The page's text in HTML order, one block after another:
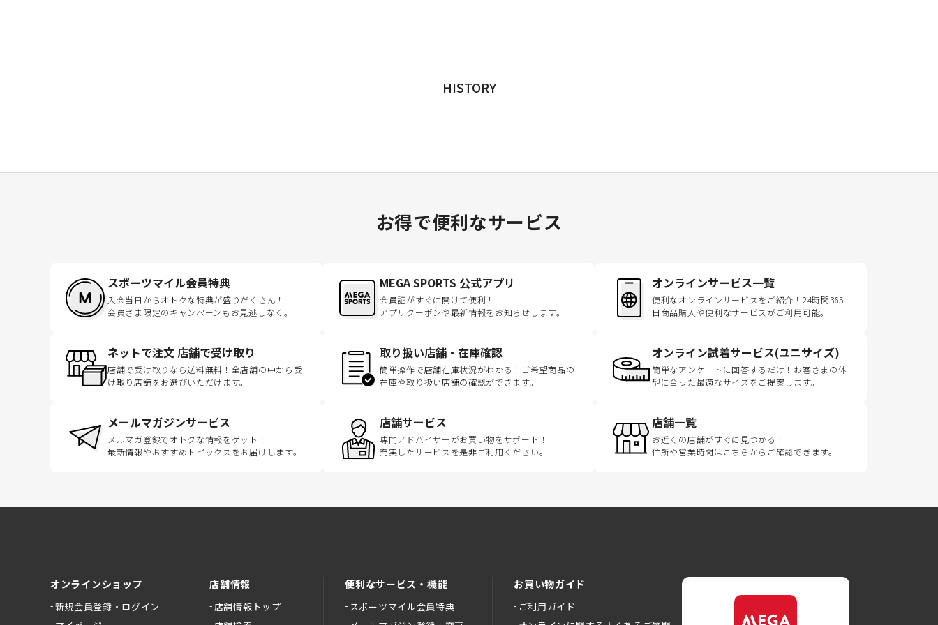
HISTORY
お得で便利なサービス
スポーツマイル会員特典
入会当日からオトクな特典が盛りだくさん！
会員さま限定のキャンペーンもお見逃しなく。
MEGA SPORTS 公式アプリ
会員証がすぐに開けて便利！
アプリクーポンや最新情報をお知らせします。
オンラインサービス一覧
便利なオンラインサービスをご紹介！24時間365
日商品購入や便利なサービスがご利用可能。
ネットで注文 店舗で受け取り
店舗で受け取りなら送料無料！全店舗の中から受
け取り店舗をお選びいただけます。
取り扱い店舗・在庫確認
簡単操作で店舗在庫状況がわかる！ご希望商品の
在庫や取り扱い店舗の確認ができます。
オンライン試着サービス(ユニサイズ)
簡単なアンケートに回答するだけ！お客さまの体
型に合った最適なサイズをご提案します。
メールマガジンサービス
メルマガ登録でオトクな情報をゲット！
最新情報やおすすめトピックスをお届けします。
店舗サービス
専門アドバイザーがお買い物をサポート！
充実したサービスを是非ご利用ください。
店舗一覧
お近くの店舗がすぐに見つかる！
住所や営業時間はこちらからご確認できます。
オンラインショップ
新規会員登録・ログイン
店舗情報
店舗情報トップ
便利なサービス・機能
スポーツマイル会員特典
お買い物ガイド
ご利用ガイド